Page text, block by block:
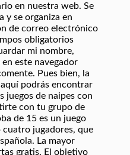
en nuestra web. Se
y se organiza en
de correo electrónico
obligatorios
mi nombre,
este navegador
Pues bien, la
podrás encontrar
juegos de naipes con
con tu grupo de
de 15 es un juego
cuatro jugadores, que
La mayor
gratis. El objetivo